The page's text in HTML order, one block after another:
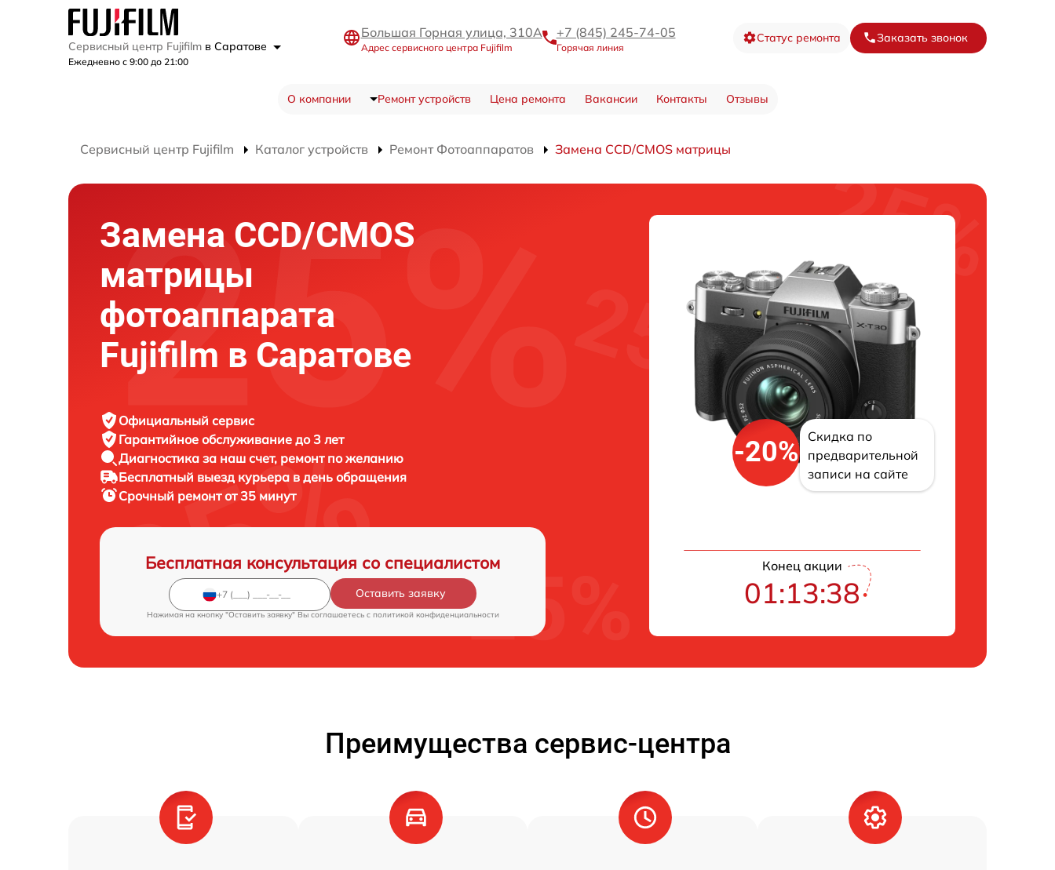
Сервисный центр Fujifilm в Саратове
Ежедневно с 9:00 до 21:00
Большая Горная улица, 310А
Адрес сервисного центра Fujifilm
+7 (845) 245-74-05
Горячая линия
Статус ремонта Заказать звонок
О компании Ремонт устройств Цена ремонта Вакансии Контакты Отзывы
Сервисный центр Fujifilm Каталог устройств Ремонт Фотоаппаратов Замена CCD/CMOS матрицы
Замена CCD/CMOS
матрицы
фотоаппарата
Fujifilm в Саратове
Официальный сервис
Гарантийное обслуживание до 3 лет
Диагностика за наш счет, ремонт по желанию
Бесплатный выезд курьера в день обращения
Срочный ремонтот 35 минут
Бесплатная консультация со специалистом
Оставить заявку
Нажимая на кнопку "Оставить заявку" Вы соглашаетесь c политикой конфиденциальности
-20%
Скидка по
предварительной
записи на сайте
Конец акции
01:13:37
Преимущества сервис-центра